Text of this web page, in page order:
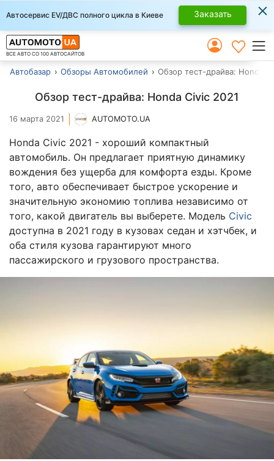
Автосервис EV/ДВС полного цикла в Киеве Заказать ×
ВСЕ АВТО СО 100 АВТОСАЙТОВ
Автобазар Обзоры Автомобилей Обзор тест-драйва: Honda
Обзор тест-драйва: Honda Civic 2021
16 марта 2021 AUTOMOTO.UA
Honda Civic 2021 - хороший компактный
автомобиль. Он предлагает приятную динамику
вождения без ущерба для комфорта езды. Кроме
того, авто обеспечивает быстрое ускорение и
значительную экономию топлива независимо от
того, какой двигатель вы выберете. Модель Civic
доступна в 2021 году в кузовах седан и хэтчбек, и
оба стиля кузова гарантируют много
пассажирского и грузового пространства.